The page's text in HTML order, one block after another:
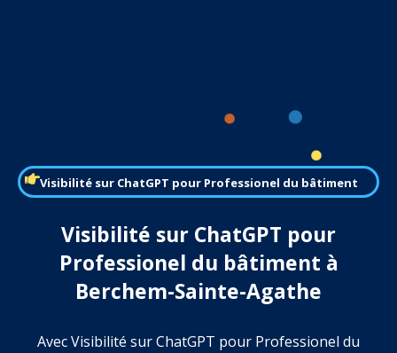
Visibilité sur ChatGPT pour Professionel du bâtiment
Visibilité sur ChatGPT pour
Professionel du bâtiment à
Berchem-Sainte-Agathe
Avec Visibilité sur ChatGPT pour Professionel du